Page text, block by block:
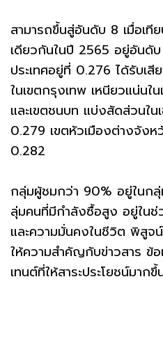
สามารถขึ้นสู่อันดับ 8 เมื่อเที
เดียวกันในปี 2565 อยู่อันดับ
ประเทศอยู่ที่ 0.276 ได้รับเ
ในเขตกรุงเทพ เหนียวแน่นใ
และเขตชนบท แบ่งสัดส่วนใ
0.279 เขตหัวเมืองต่างจัง
0.282
กลุ่มผู้ชมกว่า 90% อยู่ในก
ลุ่มคนที่มีกำลังซื้อสูง อยู่ใน
และความมั่นคงในชีวิต พิสูจ
ให้ความสำคัญกับข่าวสาร ข้อ
เทนต์ที่ให้สาระประโยชน์มากขึ้